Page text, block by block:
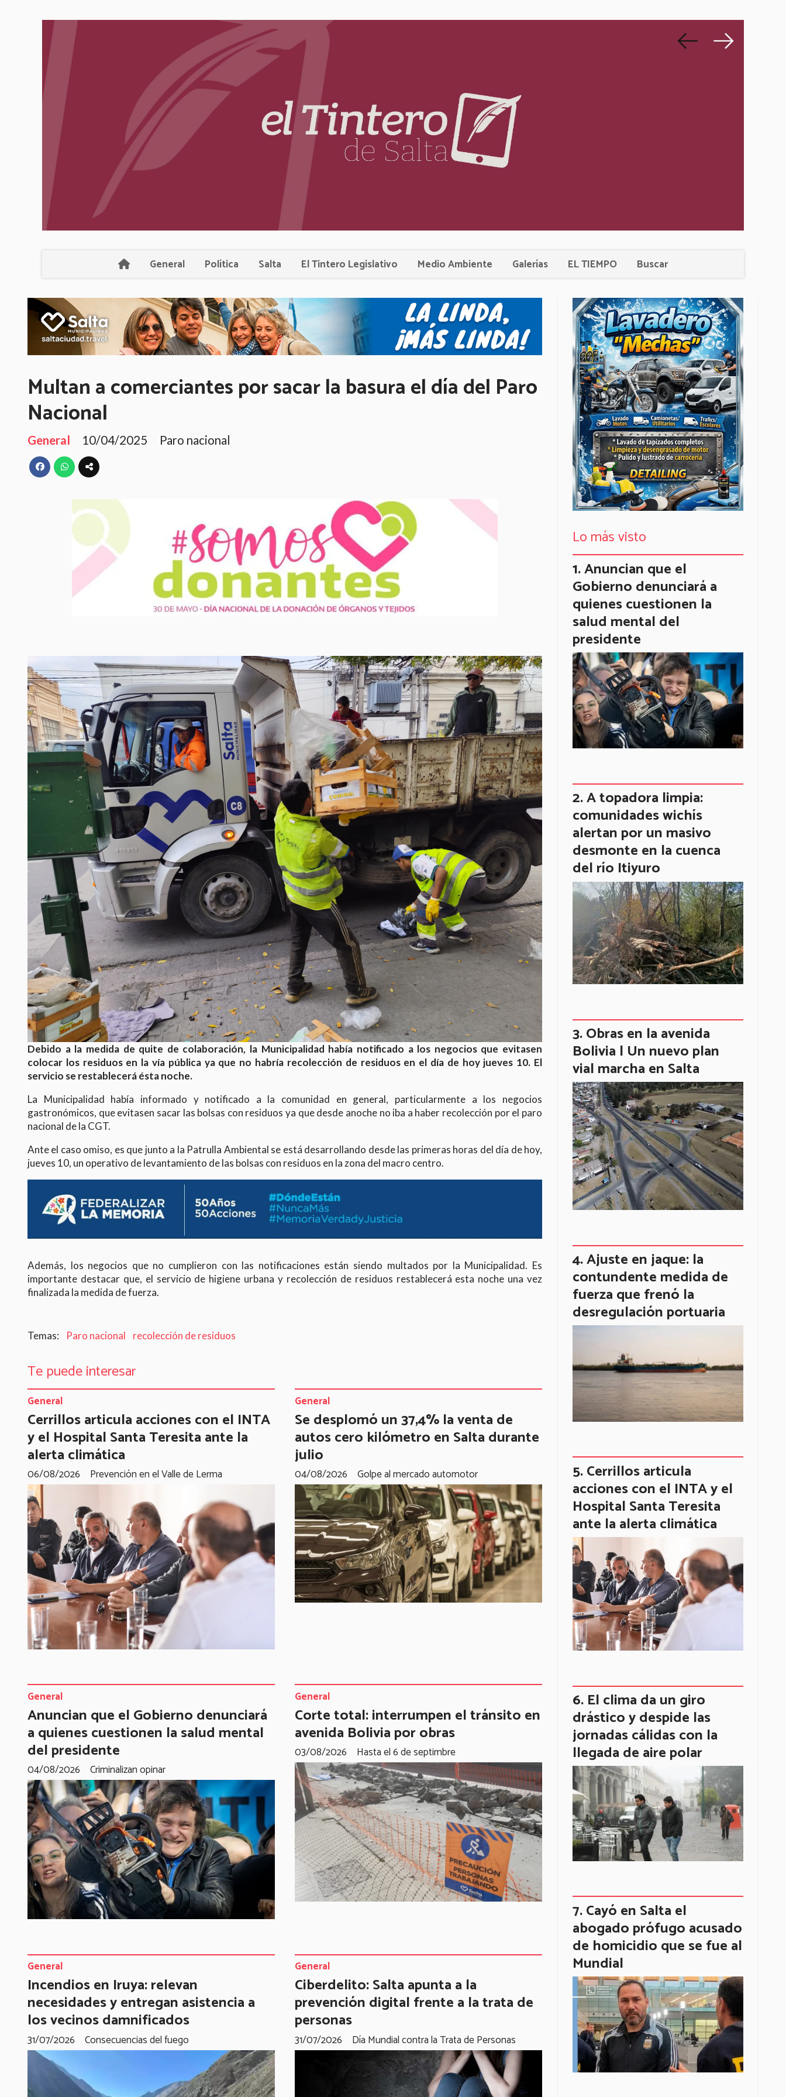
General Política Salta El Tintero Legislativo Medio Ambiente Galerías EL TIEMPO Buscar
Multan a comerciantes por sacar la basura el día del Paro
Nacional
General 10/04/2025 Paro nacional
Debido a la medida de quite de colaboración, la Municipalidad había notificado a los negocios que evitasen
colocar los residuos en la vía pública ya que no habría recolección de residuos en el día de hoy jueves 10. El
servicio se restablecerá ésta noche.
La Municipalidad había informado y notificado a la comunidad en general, particularmente a los negocios
gastronómicos, que evitasen sacar las bolsas con residuos ya que desde anoche no iba a haber recolección por el paro
nacional de la CGT.
Ante el caso omiso, es que junto a la Patrulla Ambiental se está desarrollando desde las primeras horas del día de hoy,
jueves 10, un operativo de levantamiento de las bolsas con residuos en la zona del macro centro.
Además, los negocios que no cumplieron con las notificaciones están siendo multados por la Municipalidad. Es
importante destacar que, el servicio de higiene urbana y recolección de residuos restablecerá esta noche una vez
finalizada la medida de fuerza.
Paro nacional recolección de residuos
Te puede interesar
Cerrillos articula acciones con el INTA
y el Hospital Santa Teresita ante la
alerta climática
Prevención en el Valle de Lerma
General
06/08/2026
Se desplomó un 37,4% la venta de
autos cero kilómetro en Salta durante
julio
Golpe al mercado automotor
General
04/08/2026
Anuncian que el Gobierno denunciará
a quienes cuestionen la salud mental
del presidente
Criminalizan opinar
General
04/08/2026
Corte total: interrumpen el tránsito en
avenida Bolivia por obras
Hasta el 6 de septimbre
General
03/08/2026
Incendios en Iruya: relevan
necesidades y entregan asistencia a
los vecinos damnificados
Consecuencias del fuego
General
31/07/2026
Ciberdelito: Salta apunta a la
prevención digital frente a la trata de
personas
Día Mundial contra la Trata de Personas
General
31/07/2026
Lo más visto
Anuncian que el
Gobierno denunciará a
quienes cuestionen la
salud mental del
presidente
A topadora limpia:
comunidades wichís
alertan por un masivo
desmonte en la cuenca
del río Itiyuro
Obras en la avenida
Bolivia | Un nuevo plan
vial marcha en Salta
Ajuste en jaque: la
contundente medida de
fuerza que frenó la
desregulación portuaria
Cerrillos articula
acciones con el INTA y el
Hospital Santa Teresita
ante la alerta climática
El clima da un giro
drástico y despide las
jornadas cálidas con la
llegada de aire polar
Cayó en Salta el
abogado prófugo acusado
de homicidio que se fue al
Mundial